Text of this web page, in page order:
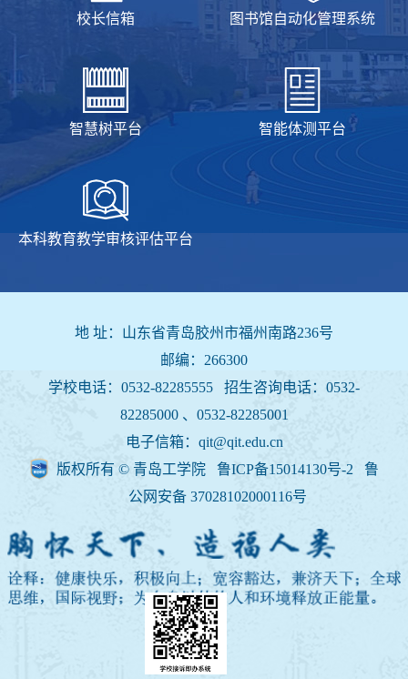
校长信箱 图书馆自动化管理系统
智慧树平台 智能体测平台
本科教育教学审核评估平台
地 址：山东省青岛胶州市福州南路236号
邮编：266300
学校电话：0532-82285555 招生咨询电话： 0532-
82285000 、0532-82285001
电子信箱：qit@qit.edu.cn
版权所有 © 青岛工学院 鲁ICP备15014130号-2
鲁
公网安备 37028102000116号